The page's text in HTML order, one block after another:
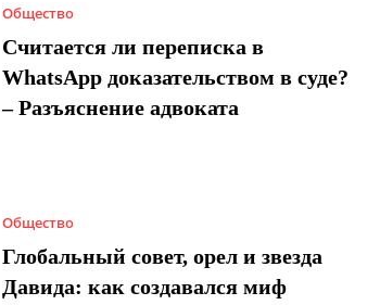
Общество
Считается ли переписка в
WhatsApp доказательством в суде?
– Разъяснение адвоката
Общество
Глобальный совет, орел и звезда
Давида: как создавался миф